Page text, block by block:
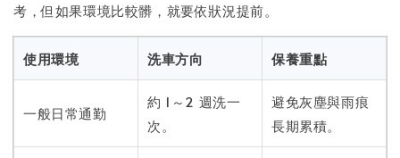
考，但如果環境比較髒，就要依狀況提前。
使用環境 洗車方向 保養重點
一般日常通勤
約 1～2 週洗一
次。
避免灰塵與雨痕
長期累積。